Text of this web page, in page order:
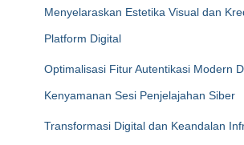
Menyelaraskan Estetika Visual dan
Platform Digital
Optimalisasi Fitur Autentikasi Modern
Kenyamanan Sesi Penjelajahan Siber
Transformasi Digital dan Keandalan